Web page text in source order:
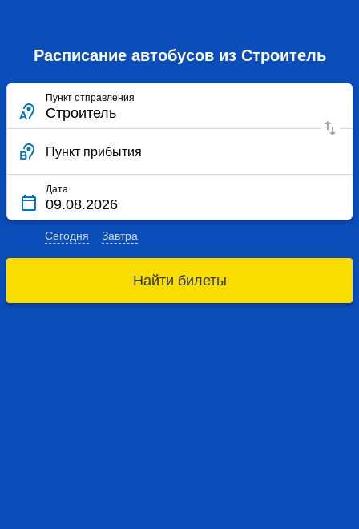
Расписание автобусов из Строитель
Пункт отправления
Пункт прибытия
Дата
Сегодня Завтра
Найти билеты